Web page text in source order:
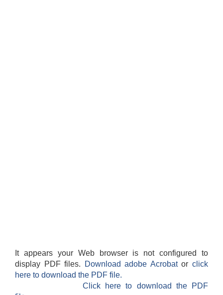
It appears your Web browser is not configured to
display PDF files.
Download adobe Acrobatorclick
here to download the PDF file.
Click here to download the PDF